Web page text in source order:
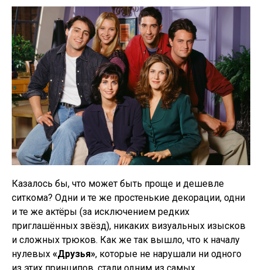
Казалось бы, что может быть проще и дешевле
ситкома? Одни и те же простенькие декорации, одни
и те же актёры (за исключением редких
приглашённых звёзд), никаких визуальных изысков
и сложных трюков. Как же так вышло, что к началу
нулевых «Друзья», которые не нарушали ни одного